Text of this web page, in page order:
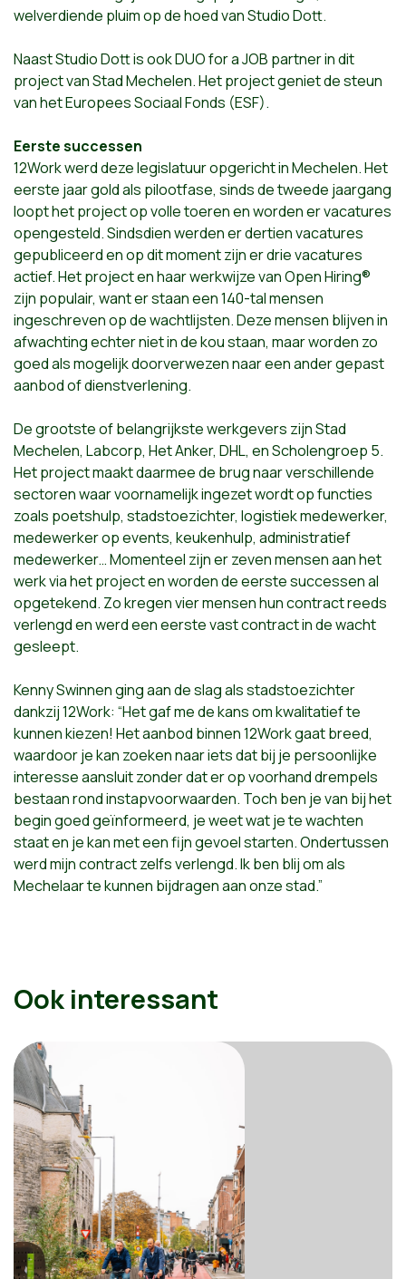
welverdiende pluim op de hoed van Studio Dott.
Naast Studio Dott is ook DUO for a JOB partner in dit
project van Stad Mechelen. Het project geniet de steun
van het Europees Sociaal Fonds (ESF).
Eerste successen
12Work werd deze legislatuur opgericht in Mechelen. Het
eerste jaar gold als pilootfase, sinds de tweede jaargang
loopt het project op volle toeren en worden er vacatures
opengesteld. Sindsdien werden er dertien vacatures
gepubliceerd en op dit moment zijn er drie vacatures
actief. Het project en haar werkwijze van Open Hiring®
zijn populair, want er staan een 140-tal mensen
ingeschreven op de wachtlijsten. Deze mensen blijven in
afwachting echter niet in de kou staan, maar worden zo
goed als mogelijk doorverwezen naar een ander gepast
aanbod of dienstverlening.
De grootste of belangrijkste werkgevers zijn Stad
Mechelen, Labcorp, Het Anker, DHL, en Scholengroep 5.
Het project maakt daarmee de brug naar verschillende
sectoren waar voornamelijk ingezet wordt op functies
zoals poetshulp, stadstoezichter, logistiek medewerker,
medewerker op events, keukenhulp, administratief
medewerker… Momenteel zijn er zeven mensen aan het
werk via het project en worden de eerste successen al
opgetekend. Zo kregen vier mensen hun contract reeds
verlengd en werd een eerste vast contract in de wacht
gesleept.
Kenny Swinnen ging aan de slag als stadstoezichter
dankzij 12Work: “Het gaf me de kans om kwalitatief te
kunnen kiezen! Het aanbod binnen 12Work gaat breed,
waardoor je kan zoeken naar iets dat bij je persoonlijke
interesse aansluit zonder dat er op voorhand drempels
bestaan rond instapvoorwaarden. Toch ben je van bij het
begin goed geïnformeerd, je weet wat je te wachten
staat en je kan met een fijn gevoel starten. Ondertussen
werd mijn contract zelfs verlengd. Ik ben blij om als
Mechelaar te kunnen bijdragen aan onze stad.”
Ook interessant